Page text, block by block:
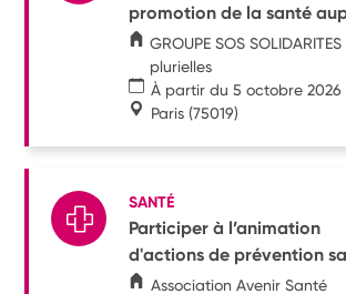
promotion de la santé
GROUPE SOS
plurielles
À partir du 5 octobre 2026
Paris (75019)
SANTÉ
Participer à l’animation
d'actions de prévention
Association Avenir Santé